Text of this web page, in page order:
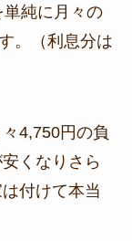
純に月々の
。（利息分は
4,750円の負
くなりさら
付けて本当